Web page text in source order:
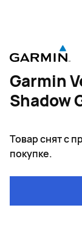
Garmin
Shadow
Товар снят с
покупке.